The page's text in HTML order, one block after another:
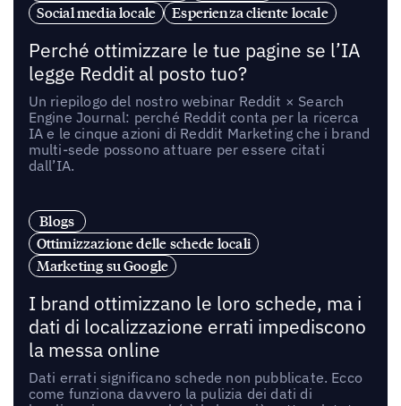
Social media locale
Esperienza cliente locale
Perché ottimizzare le tue pagine se l’IA
legge Reddit al posto tuo?
Un riepilogo del nostro webinar Reddit × Search
Engine Journal: perché Reddit conta per la ricerca
IA e le cinque azioni di Reddit Marketing che i brand
multi-sede possono attuare per essere citati
dall’IA.
Blogs
Ottimizzazione delle schede locali
Marketing su Google
I brand ottimizzano le loro schede, ma i
dati di localizzazione errati impediscono
la messa online
Dati errati significano schede non pubblicate. Ecco
come funziona davvero la pulizia dei dati di